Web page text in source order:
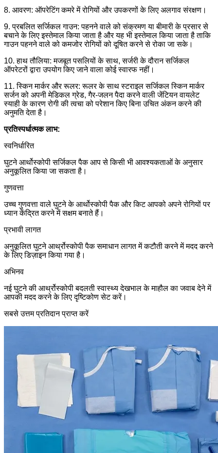
8. आवरण: ऑपरेटिंग कमरे में रोगियों और उपकरणों के लिए अलगाव संरक्षण।
9. प्रबलित सर्जिकल गाउन: पहनने वाले को संक्रमण या बीमारी के प्रसार से
बचाने के लिए इस्तेमाल किया जाता है और यह भी इस्तेमाल किया जाता है ताकि
गाउन पहनने वाले को कमजोर रोगियों को दूषित करने से रोका जा सके।
10. हाथ तौलिया: मजबूत पसलियों के साथ, सर्जरी के दौरान सर्जिकल
ऑपरेटरों द्वारा उपयोग किए जाने वाला कोई स्वारफ नहीं।
11. स्किन मार्कर और रूलर: रूलर के साथ स्टराइल सर्जिकल स्किन मार्कर
सर्जन को अपनी मेडिकल ग्रेड, गैर-जलन पैदा करने वाली जेंटियन वायलेट
स्याही के कारण रोगी की त्वचा को परेशान किए बिना उचित अंकन करने की
अनुमति देता है।
प्रतिस्पर्धात्मक लाभ:
स्वनिर्धारित
घुटने आर्थोस्कोपी सर्जिकल पैक आप से किसी भी आवश्यकताओं के अनुसार
अनुकूलित किया जा सकता है।
गुणवत्ता
उच्च गुणवत्ता वाले घुटने के आर्थोस्कोपी पैक और किट आपको अपने रोगियों पर
ध्यान केंद्रित करने में सक्षम बनाते हैं।
प्रभावी लागत
अनुकूलित घुटने आर्थ्रोस्कोपी पैक समाधान लागत में कटौती करने में मदद करने
के लिए डिज़ाइन किया गया है।
अभिनव
नई घुटने की आर्थ्रोस्कोपी बदलती स्वास्थ्य देखभाल के माहौल का जवाब देने में
आपकी मदद करने के लिए दृष्टिकोण सेट करें।
सबसे उत्तम प्रतिदान प्राप्त करें